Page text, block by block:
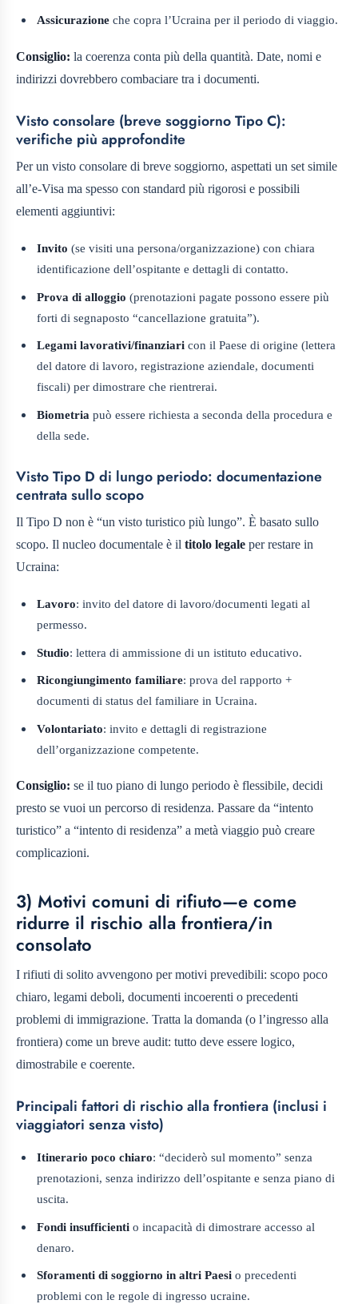
Assicurazione che copra l’Ucraina per il periodo di viaggio.
Consiglio: la coerenza conta più della quantità. Date, nomi e
indirizzi dovrebbero combaciare tra i documenti.
Visto consolare (breve soggiorno Tipo C):
verifiche più approfondite
Per un visto consolare di breve soggiorno, aspettati un set simile
all’e‑Visa ma spesso con standard più rigorosi e possibili
elementi aggiuntivi:
Invito (se visiti una persona/organizzazione) con chiara
identificazione dell’ospitante e dettagli di contatto.
Prova di alloggio (prenotazioni pagate possono essere più
forti di segnaposto “cancellazione gratuita”).
Legami lavorativi/finanziari con il Paese di origine (lettera
del datore di lavoro, registrazione aziendale, documenti
fiscali) per dimostrare che rientrerai.
Biometria può essere richiesta a seconda della procedura e
della sede.
Visto Tipo D di lungo periodo: documentazione
centrata sullo scopo
Il Tipo D non è “un visto turistico più lungo”. È basato sullo
scopo. Il nucleo documentale è il titolo legale per restare in
Ucraina:
Lavoro: invito del datore di lavoro/documenti legati al
permesso.
Studio: lettera di ammissione di un istituto educativo.
Ricongiungimento familiare: prova del rapporto +
documenti di status del familiare in Ucraina.
Volontariato: invito e dettagli di registrazione
dell’organizzazione competente.
Consiglio: se il tuo piano di lungo periodo è flessibile, decidi
presto se vuoi un percorso di residenza. Passare da “intento
turistico” a “intento di residenza” a metà viaggio può creare
complicazioni.
3) Motivi comuni di rifiuto—e come
ridurre il rischio alla frontiera/in
consolato
I rifiuti di solito avvengono per motivi prevedibili: scopo poco
chiaro, legami deboli, documenti incoerenti o precedenti
problemi di immigrazione. Tratta la domanda (o l’ingresso alla
frontiera) come un breve audit: tutto deve essere logico,
dimostrabile e coerente.
Principali fattori di rischio alla frontiera (inclusi i
viaggiatori senza visto)
Itinerario poco chiaro: “deciderò sul momento” senza
prenotazioni, senza indirizzo dell’ospitante e senza piano di
uscita.
Fondi insufficienti o incapacità di dimostrare accesso al
denaro.
Sforamenti di soggiorno in altri Paesi o precedenti
problemi con le regole di ingresso ucraine.